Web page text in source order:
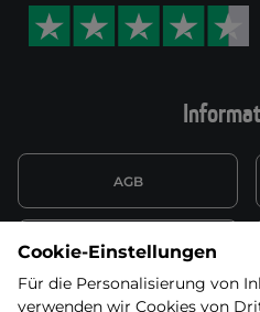
AGB
Datenschutzerklärung
Wiederufsbelehrung mit Link
Cookie-Einstellungen
Für die Personalisierung von
verwenden wir Cookies von